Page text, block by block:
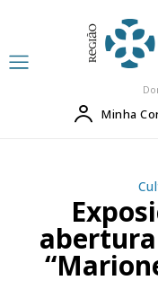
Minha
abertura